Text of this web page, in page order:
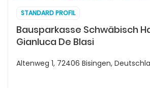
STANDARD PROFIL
Bausparkasse Schwäbisch
Gianluca De Blasi
Altenweg 1, 72406 Bisingen,